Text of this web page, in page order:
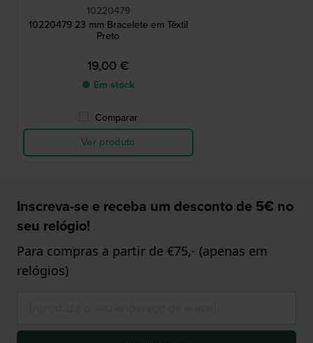
10220479
10220479 23 mm Bracelete em Têxtil
Preto
19,00 €
● Em stock
Comparar
Ver produto
Inscreva-se e receba um desconto de 5€ no
seu relógio!
Para compras a partir de €75,- (apenas em
relógios)